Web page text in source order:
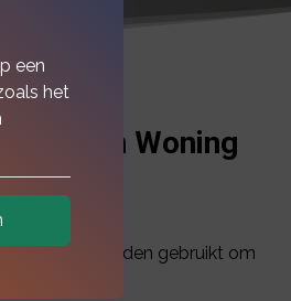
Eigen Woning
moet worden gebruikt om
een
het